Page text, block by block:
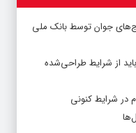
به زوج‌های جوان توسط بانک ملی
از شرایط طراحی‌شده
شرایط کنونی